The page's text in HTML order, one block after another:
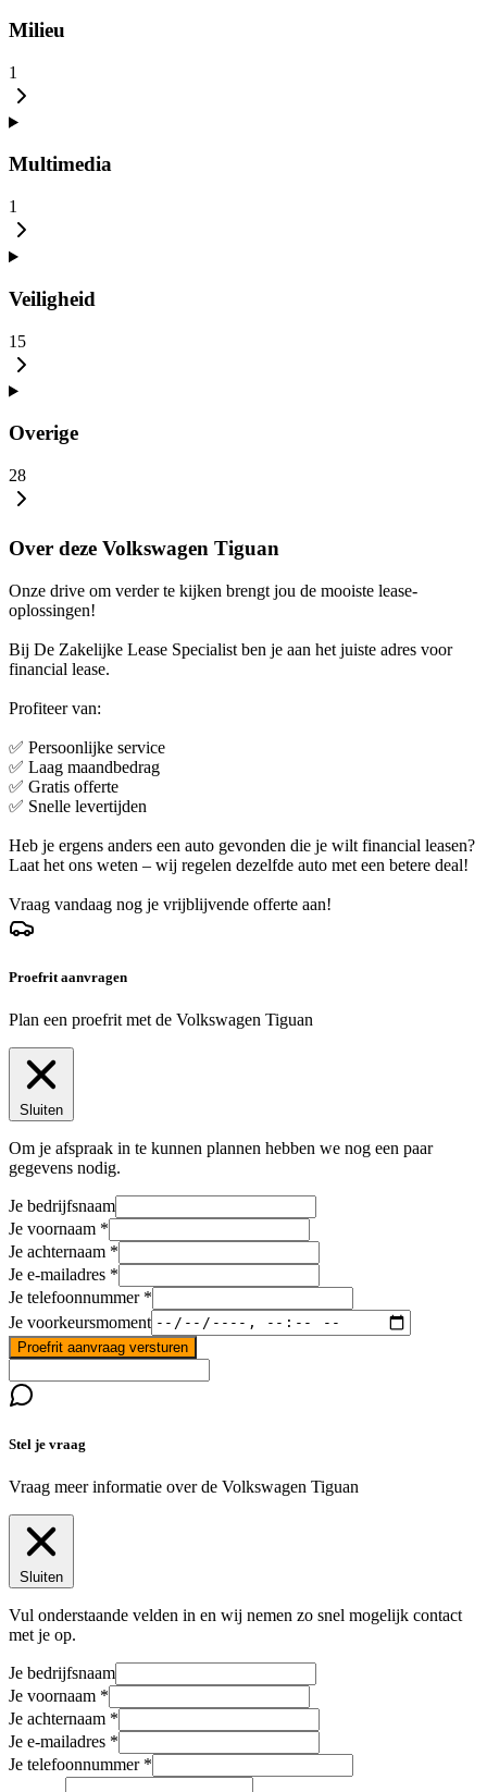
Milieu
1
Multimedia
1
Veiligheid
15
Overige
28
Over deze Volkswagen Tiguan
Onze drive om verder te kijken brengt jou de mooiste lease-
oplossingen!
Bij De Zakelijke Lease Specialist ben je aan het juiste adres voor
financial lease.
Profiteer van:
✅ Persoonlijke service
✅ Laag maandbedrag
✅ Gratis offerte
✅ Snelle levertijden
Heb je ergens anders een auto gevonden die je wilt financial leasen?
Laat het ons weten – wij regelen dezelfde auto met een betere deal!
Vraag vandaag nog je vrijblijvende offerte aan!
Proefrit aanvragen
Plan een proefrit met de Volkswagen Tiguan
Sluiten
Om je afspraak in te kunnen plannen hebben we nog een paar
gegevens nodig.
Je bedrijfsnaam
Je voornaam
Je achternaam
Je e-mailadres
Je telefoonnummer
Je voorkeursmoment
Proefrit aanvraag versturen
Stel je vraag
Vraag meer informatie over de Volkswagen Tiguan
Sluiten
Vul onderstaande velden in en wij nemen zo snel mogelijk contact
met je op.
Je bedrijfsnaam
Je voornaam
Je achternaam
Je e-mailadres
Je telefoonnummer